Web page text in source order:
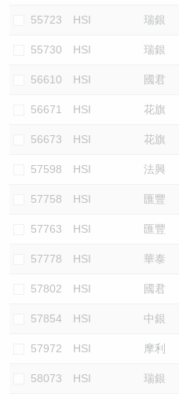
55723 HSI 瑞銀
55730 HSI 瑞銀
56610 HSI 國君
56671 HSI 花旗
56673 HSI 花旗
57598 HSI 法興
57758 HSI 匯豐
57763 HSI 匯豐
57778 HSI 華泰
57802 HSI 國君
57854 HSI 中銀
57972 HSI 摩利
58073 HSI 瑞銀